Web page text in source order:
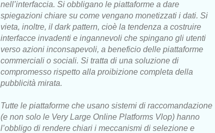
nell’interfaccia. Si obbligano le piattaforme a dare
spiegazioni chiare su come vengano monetizzati i dati. Si
vieta, inoltre, il dark pattern, cioè la tendenza a costruire
interfacce invadenti e ingannevoli che spingano gli utenti
verso azioni inconsapevoli, a beneficio delle piattaforme
commerciali o sociali. Si tratta di una soluzione di
compromesso rispetto alla proibizione completa della
pubblicità mirata.
Tutte le piattaforme che usano sistemi di raccomandazione
(e non solo le Very Large Online Platforms Vlop) hanno
l’obbligo di rendere chiari i meccanismi di selezione e